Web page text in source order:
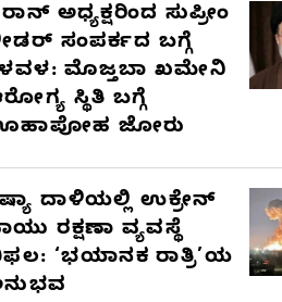
ಅಧ್ಯಕ್ಷರಿಂದ ಸುಪ್ರೀಂ
ಸಂಪರ್ಕದ ಬಗ್ಗೆ
ಮೊಜ್ತಬಾ ಖಮೇನಿ
ಸ್ಥಿತಿ ಬಗ್ಗೆ
ಜೋರು
ದಾಳಿಯಲ್ಲಿ ಉಕ್ರೇನ್
ರಕ್ಷಣಾ ವ್ಯವಸ್ಥೆ
‘ಭಯಾನಕ ರಾತ್ರಿ’ಯ